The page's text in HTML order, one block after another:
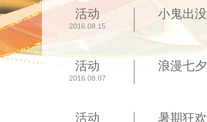
活动
2016.08.15
小鬼出
活动
2016.08.07
浪漫七
活动 暑期狂